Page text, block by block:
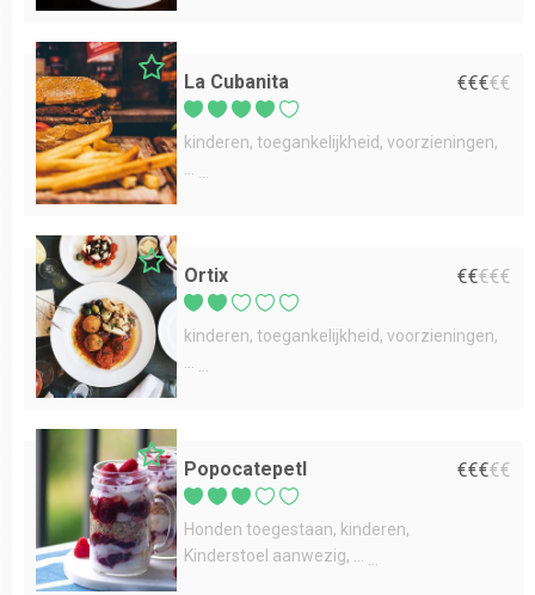
La Cubanita €€€€€
kinderen toegankelijkheid voorzieningen
Ortix €€€€€
kinderen toegankelijkheid voorzieningen
Popocatepetl €€€€€
Honden toegestaan kinderen
Kinderstoel aanwezig